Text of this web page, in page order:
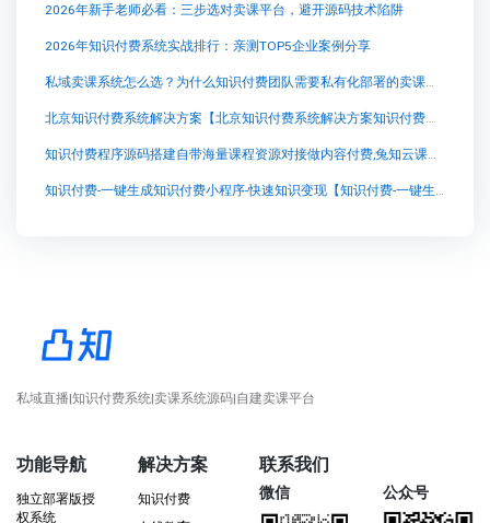
2026年新手老师必看：三步选对卖课平台，避开源码技术陷阱
2026年知识付费系统实战排行：亲测TOP5企业案例分享
私域卖课系统怎么选？为什么知识付费团队需要私有化部署的卖课系统
北京知识付费系统解决方案【北京知识付费系统解决方案知识付费系统系统怎么制作，知识付费系统搭建使用教程】
知识付费程序源码搭建自带海量课程资源对接做内容付费,兔知云课堂：突破传统的知识付费平台
知识付费-一键生成知识付费小程序-快速知识变现【知识付费-一键生成知识付费小程序-快速知识变现知识付费系统系统怎么制作，知识付费系统搭建使用教程】
私域直播|知识付费系统|卖课系统源码|自建卖课平台
功能导航
独立部署版授
权系统
解决方案
知识付费
联系我们
微信 公众号